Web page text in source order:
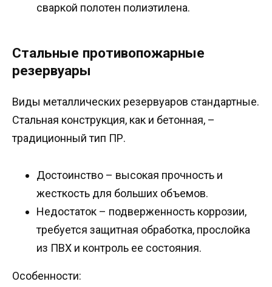
сваркой полотен полиэтилена.
Стальные противопожарные
резервуары
Виды металлических резервуаров стандартные.
Стальная конструкция, как и бетонная, –
традиционный тип ПР.
Достоинство – высокая прочность и
жесткость для больших объемов.
Недостаток – подверженность коррозии,
требуется защитная обработка, прослойка
из ПВХ и контроль ее состояния.
Особенности: